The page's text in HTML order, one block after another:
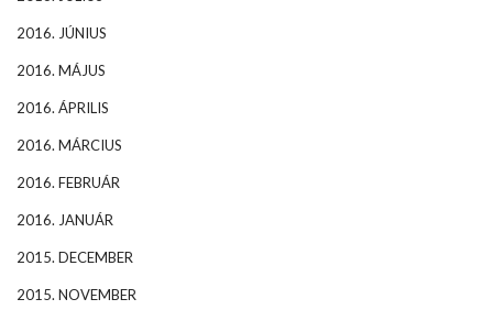
2016. JÚNIUS
2016. MÁJUS
2016. ÁPRILIS
2016. MÁRCIUS
2016. FEBRUÁR
2016. JANUÁR
2015. DECEMBER
2015. NOVEMBER